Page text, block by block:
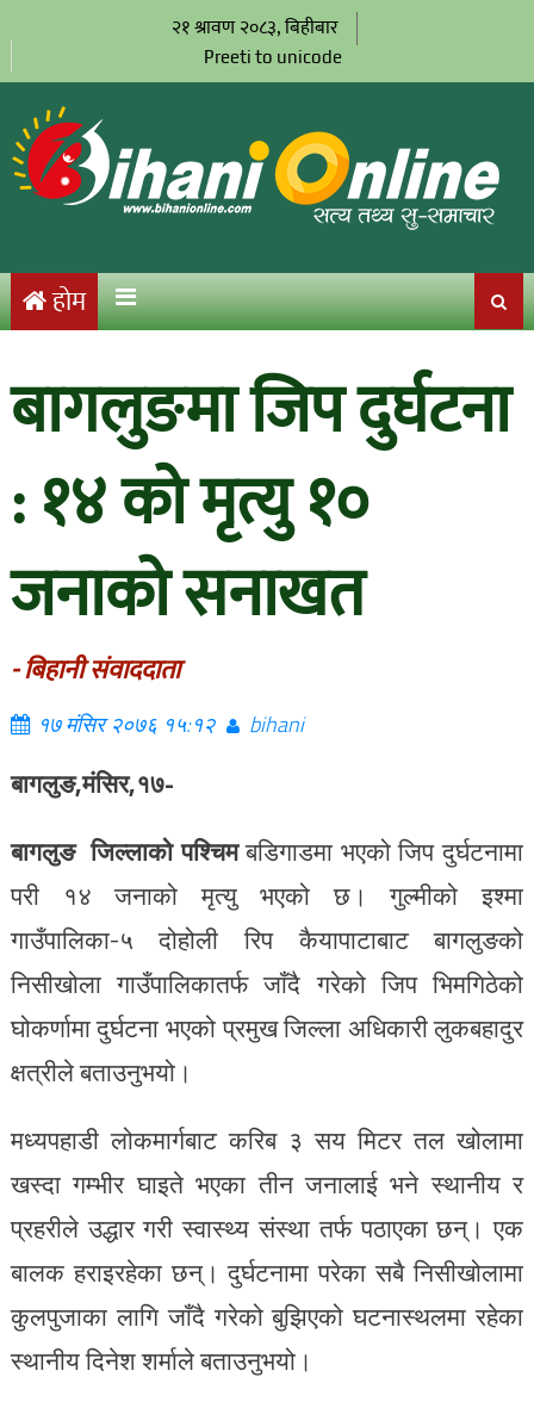
२१ श्रावण २०८३, बिहीबार
Preeti to unicode
होम
बागलुङमा जिप दुर्घटना
: १४ को मृत्यु १०
जनाको सनाखत
- बिहानी संवाददाता
१७ मंसिर २०७६ १५:१२ bihani
बागलुङ,मंसिर,१७-
बागलुङ जिल्लाको पश्चिमबडिगाडमा भएको जिप दुर्घटनामा
परी १४ जनाको मृत्यु भएको छ। गुल्मीको इश्मा
गाउँपालिका-५ दोहोली रिप कैयापाटाबाट बागलुङको
निसीखोला गाउँपालिकातर्फ जाँदै गरेको जिप भिमगिठेको
घोकर्णामा दुर्घटना भएको प्रमुख जिल्ला अधिकारी लुकबहादुर
क्षत्रीले बताउनुभयो।
मध्यपहाडी लोकमार्गबाट करिब ३ सय मिटर तल खोलामा
खस्दा गम्भीर घाइते भएका तीन जनालाई भने स्थानीय र
प्रहरीले उद्धार गरी स्वास्थ्य संस्था तर्फ पठाएका छन्। एक
बालक हराइरहेका छन्। दुर्घटनामा परेका सबै निसीखोलामा
कुलपुजाका लागि जाँदै गरेको बुझिएको घटनास्थलमा रहेका
स्थानीय दिनेश शर्माले बताउनुभयो।